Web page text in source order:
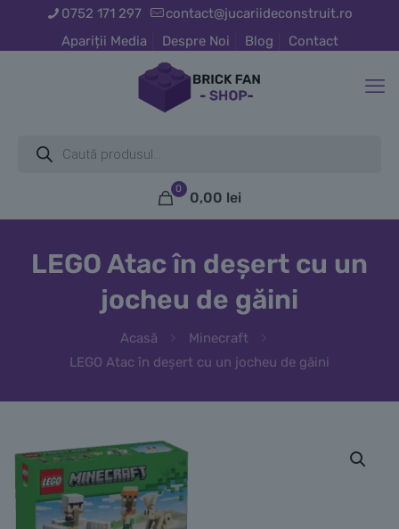
0752 171 297
contact@jucariideconstruit.ro
Apariții Media
Despre Noi Blog Contact
search
0
0,00 lei
LEGO Atac în deșert cu un
jocheu de găini
Acasă
Minecraft
LEGO Atac în deșert cu un jocheu de găini